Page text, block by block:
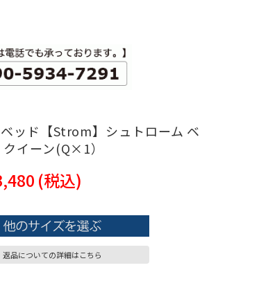
ッド【Strom】シュトローム ベ
イーン(Q×1）
(税込)
返品についての詳細はこちら